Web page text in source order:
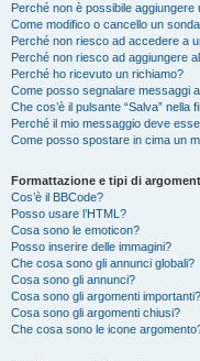
Perché non è possibile aggiungere
Come modifico o cancello un
Perché non riesco ad accedere a
Perché non riesco ad aggiungere
Perché ho ricevuto un richiamo?
Come posso segnalare messaggi
Che cos’è il pulsante “Salva” nella
Perché il mio messaggio deve
Come posso spostare in cima un
Formattazione e tipi di
Cos’è il BBCode?
Posso usare l’HTML?
Cosa sono le emoticon?
Posso inserire delle immagini?
Che cosa sono gli annunci globali?
Cosa sono gli annunci?
Cosa sono gli argomenti importanti?
Cosa sono gli argomenti chiusi?
Che cosa sono le icone